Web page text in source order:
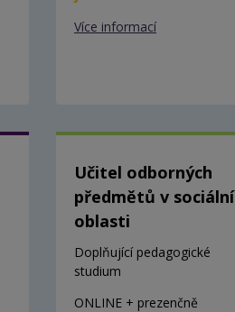
Více informací
Učitel odborných
předmětů v sociální
oblasti
Doplňující pedagogické
studium
ONLINE + prezenčně